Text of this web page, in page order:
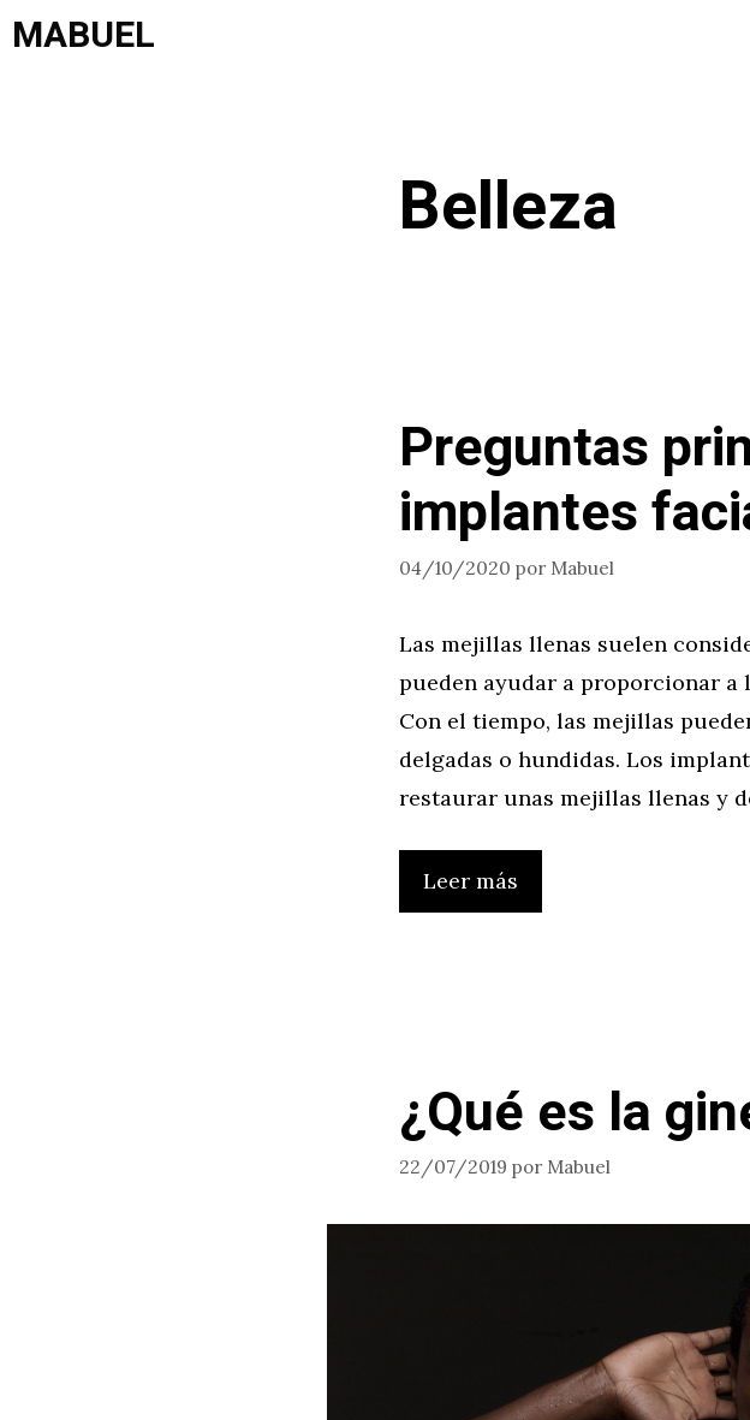
Saltar
alMABUEL
Belleza
Preguntas
implantes
04/10/2020 por Mabuel
Las mejillas llenas suelen
pueden ayudar a proporcionar a
Con el tiempo, las mejillas
delgadas o hundidas. Los
restaurar unas mejillas llenas y
Leer más
¿Qué es la
22/07/2019 por Mabuel